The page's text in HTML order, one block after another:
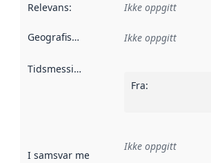
Relevans: Ikke oppgitt
Geografisk avgrensning :
Ikke oppgitt
Tidsmessig avgrensning
Fra:
I samsvar med Referanse til en
Ikke oppgitt